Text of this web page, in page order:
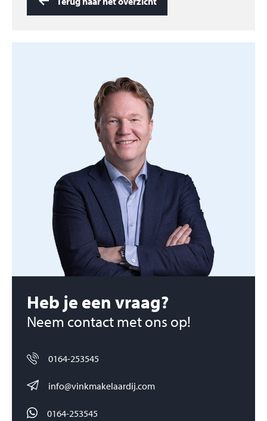
dan helpen wij je graag! Neem dan eens contact op
Heb je een vraag?
Neem contact met ons op!
0164-253545
info@vinkmakelaardij.com
0164-253545